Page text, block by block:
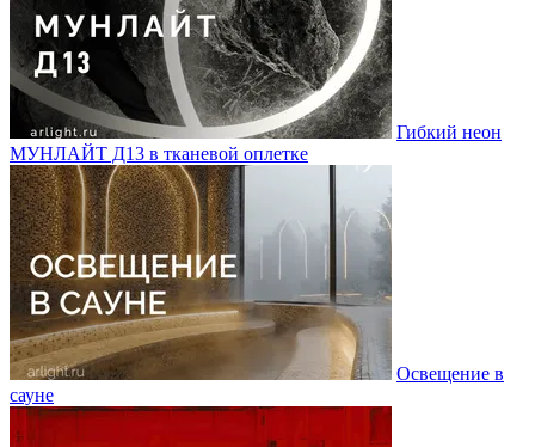
Гибкий неон
МУНЛАЙТ Д13 в тканевой оплетке
Освещение в
сауне